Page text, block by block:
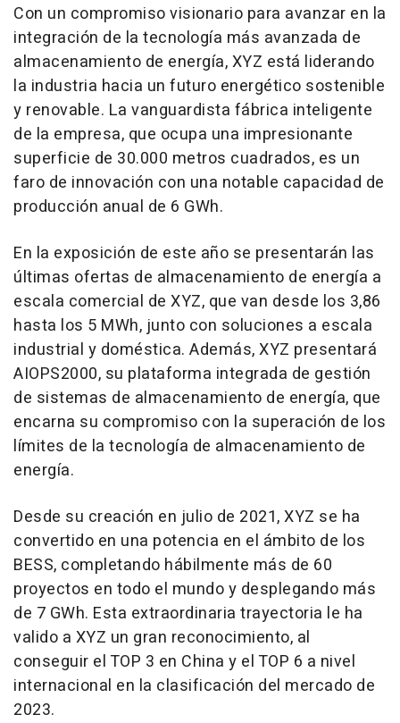
Con un compromiso visionario para avanzar en la
integración de la tecnología más avanzada de
almacenamiento de energía, XYZ está liderando
la industria hacia un futuro energético sostenible
y renovable. La vanguardista fábrica inteligente
de la empresa, que ocupa una impresionante
superficie de 30.000 metros cuadrados, es un
faro de innovación con una notable capacidad de
producción anual de 6 GWh.
En la exposición de este año se presentarán las
últimas ofertas de almacenamiento de energía a
escala comercial de XYZ, que van desde los 3,86
hasta los 5 MWh, junto con soluciones a escala
industrial y doméstica. Además, XYZ presentará
AIOPS2000, su plataforma integrada de gestión
de sistemas de almacenamiento de energía, que
encarna su compromiso con la superación de los
límites de la tecnología de almacenamiento de
energía.
Desde su creación en julio de 2021, XYZ se ha
convertido en una potencia en el ámbito de los
BESS, completando hábilmente más de 60
proyectos en todo el mundo y desplegando más
de 7 GWh. Esta extraordinaria trayectoria le ha
valido a XYZ un gran reconocimiento, al
conseguir el TOP 3 en China y el TOP 6 a nivel
internacional en la clasificación del mercado de
2023.